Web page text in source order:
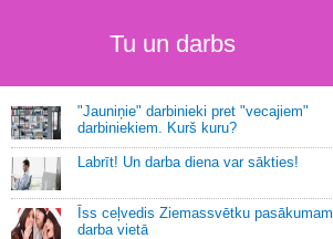
Tu un darbs
"Jauniņie" darbinieki pret "vecajiem"
darbiniekiem. Kurš kuru?
Labrīt! Un darba diena var sākties!
Īss ceļvedis Ziemassvētku pasākumam
darba vietā